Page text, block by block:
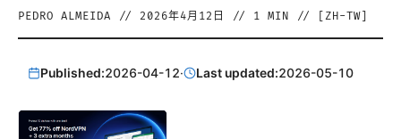
PEDRO ALMEIDA // 2026年4月12日 // 1 MIN // [ ZH-TW
Published:2026-04-12· Last updated:2026-05-10